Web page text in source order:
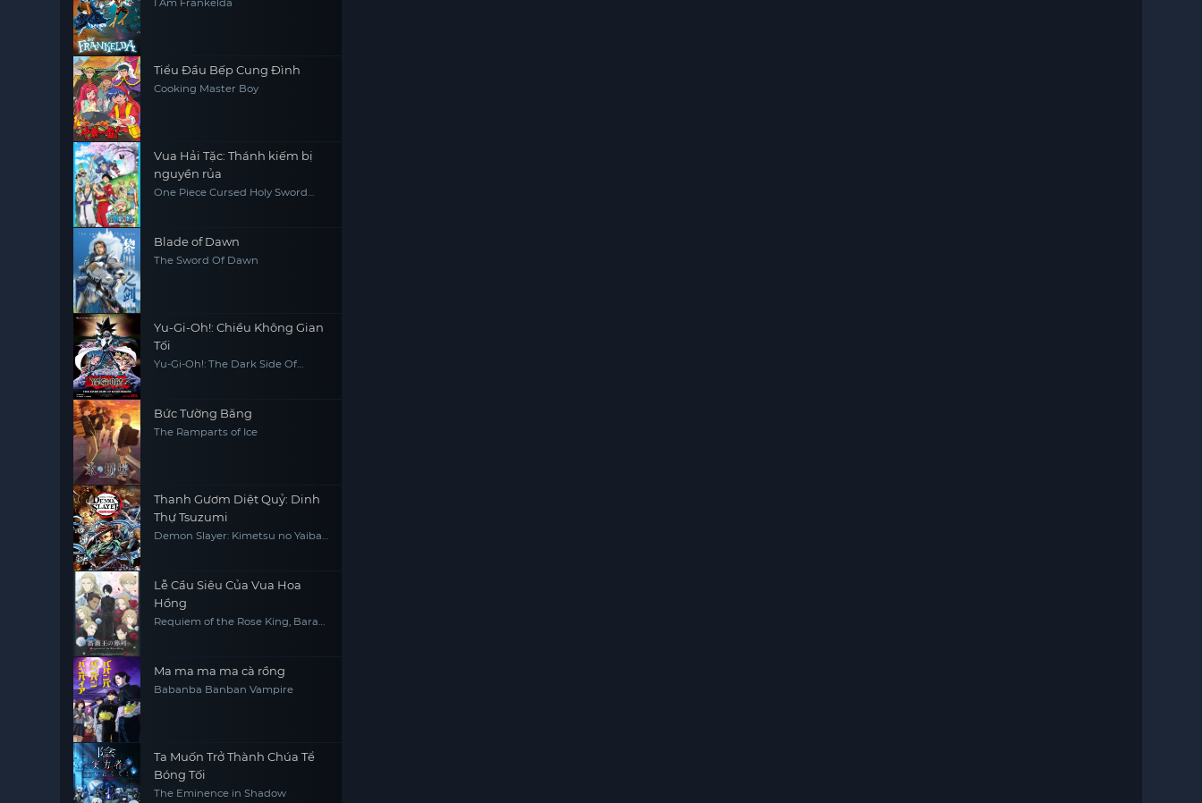
I Am Frankelda
Tiểu Đầu Bếp Cung Đình
Cooking Master Boy
Vua Hải Tặc: Thánh kiếm bị
nguyền rủa
One Piece Cursed Holy Sword
Blade of Dawn
The Sword Of Dawn
Yu-Gi-Oh!: Chiều Không Gian
Tối
Yu-Gi-Oh!: The Dark Side Of
Bức Tường Băng
The Ramparts of Ice
Thanh Gươm Diệt Quỷ: Dinh
Thự Tsuzumi
Demon Slayer: Kimetsu no Yaiba
Lễ Cầu Siêu Của Vua Hoa
Hồng
Requiem of the Rose King, Bara
Ma ma ma ma cà rồng
Babanba Banban Vampire
Ta Muốn Trở Thành Chúa Tể
Bóng Tối
The Eminence in Shadow